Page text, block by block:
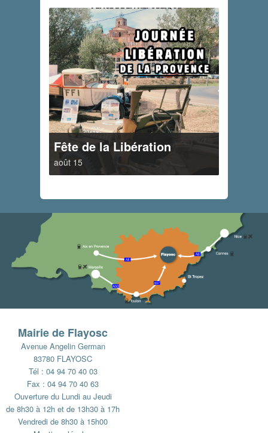
Fête de la Libération
août 15
Mairie de Flayosc
Avenue Angelin German
83780 FLAYOSC
Tél : 04 94 70 40 03
Fax : 04 94 70 40 63
Ouverture du Lundi au Jeudi
de 8h30 à 12h et de 13h30 à 17h
Vendredi de 8h30 à 15h00